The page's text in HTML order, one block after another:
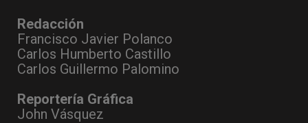
Redacción
Francisco Javier Polanco
Carlos Humberto Castillo
Carlos Guillermo Palomino
Reportería Gráfica
John Vásquez